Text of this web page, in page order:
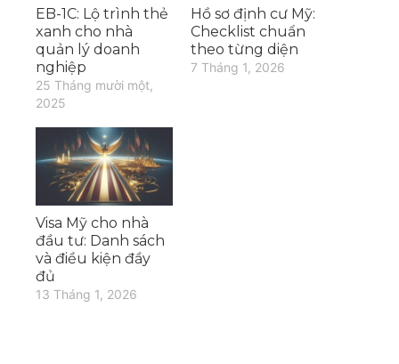
EB-1C: Lộ trình thẻ
xanh cho nhà
quản lý doanh
nghiệp
25 Tháng mười một,
2025
Hồ sơ định cư Mỹ:
Checklist chuẩn
theo từng diện
7 Tháng 1, 2026
Visa Mỹ cho nhà
đầu tư: Danh sách
và điều kiện đầy
đủ
13 Tháng 1, 2026